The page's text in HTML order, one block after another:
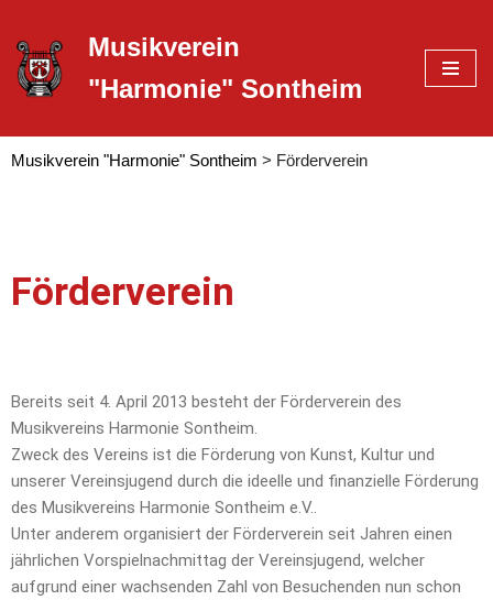
Zum
Inhalt
Musikverein
"Harmonie" Sontheim
Musikverein "Harmonie" Sontheim > Förderverein
Förderverein
Bereits seit 4. April 2013 besteht der Förderverein des
Musikvereins Harmonie Sontheim.
Zweck des Vereins ist die Förderung von Kunst, Kultur und
unserer Vereinsjugend durch die ideelle und finanzielle Förderung
des Musikvereins Harmonie Sontheim e.V..
Unter anderem organisiert der Förderverein seit Jahren einen
jährlichen Vorspielnachmittag der Vereinsjugend, welcher
aufgrund einer wachsenden Zahl von Besuchenden nun schon